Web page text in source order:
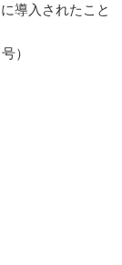
導入されたこと
）